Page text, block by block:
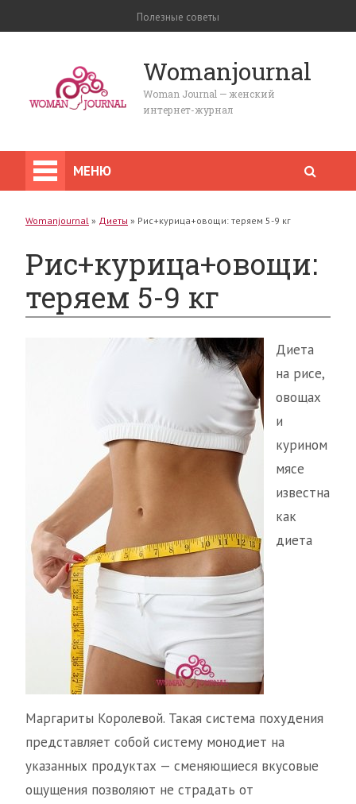
Полезные советы
Womanjournal
Woman Journal — женский
интернет-журнал
МЕНЮ
Womanjournal » Диеты » Рис+курица+овощи: теряем 5-9 кг
Рис+курица+овощи:
теряем 5-9 кг
Диета
на рисе,
овощах
и
курином
мясе
известна
как
диета
Маргариты Королевой. Такая система похудения
представляет собой систему монодиет на
указанных продуктах — сменяющиеся вкусовые
ощущения позволяют не страдать от